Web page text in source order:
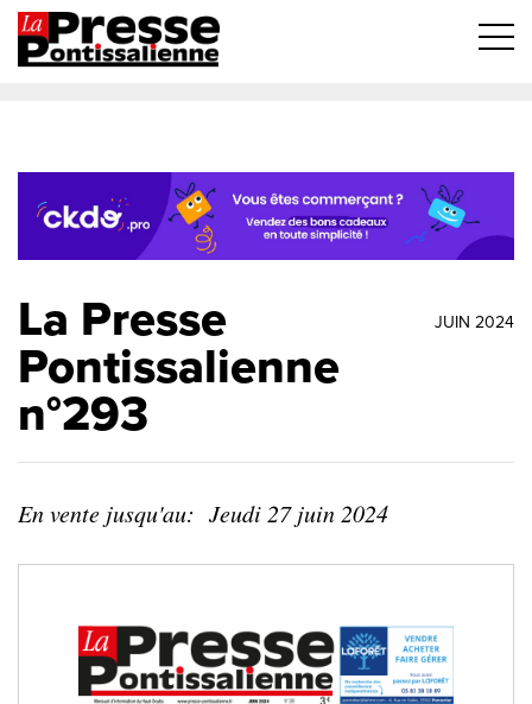
La Presse
Pontissalienne
n°293
JUIN 2024
En vente jusqu'au: Jeudi 27 juin 2024